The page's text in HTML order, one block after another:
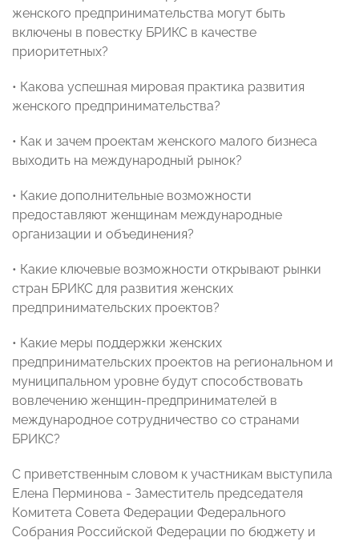
женского предпринимательства могут быть
включены в повестку БРИКС в качестве
приоритетных?
• Какова успешная мировая практика развития
женского предпринимательства?
• Как и зачем проектам женского малого бизнеса
выходить на международный рынок?
• Какие дополнительные возможности
предоставляют женщинам международные
организации и объединения?
• Какие ключевые возможности открывают рынки
стран БРИКС для развития женских
предпринимательских проектов?
• Какие меры поддержки женских
предпринимательских проектов на региональном и
муниципальном уровне будут способствовать
вовлечению женщин-предпринимателей в
международное сотрудничество со странами
БРИКС?
С приветственным словом к участникам выступила
Елена Перминова - Заместитель председателя
Комитета Совета Федерации Федерального
Собрания Российской Федерации по бюджету и